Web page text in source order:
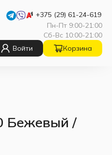
+375 (29) 61-24-619
Пн-Пт 9:00-21:00
Сб-Вс 10:00-21:00
Войти Корзина
Бежевый /